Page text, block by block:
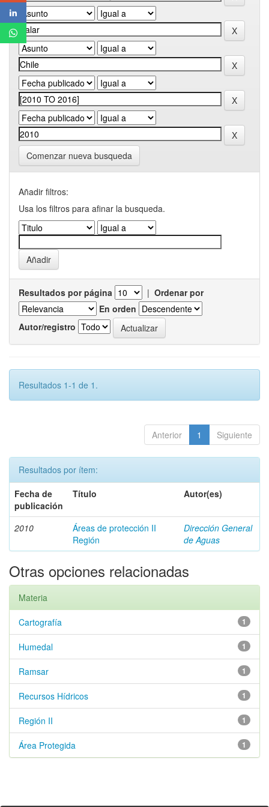
Comenzar nueva busqueda
Añadir filtros:
Usa los filtros para afinar la busqueda.
Resultados por página | Ordenar por
En orden
Autor/registro
Resultados 1-1 de 1.
Anterior 1 Siguiente
Resultados por ítem:
Fecha de
publicación
Título Autor(es)
2010
Áreas de protección II
Región
Dirección General
de Aguas
Otras opciones relacionadas
Materia
1
Cartografía
1
Humedal
1
Ramsar
1
Recursos Hídricos
1
Región II
1
Área Protegida